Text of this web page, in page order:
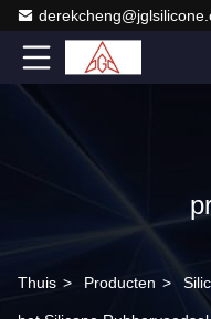
Thuis > Producten >